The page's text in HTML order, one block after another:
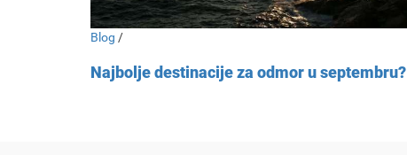
Blog /
Najbolje destinacije za odmor u septembru?